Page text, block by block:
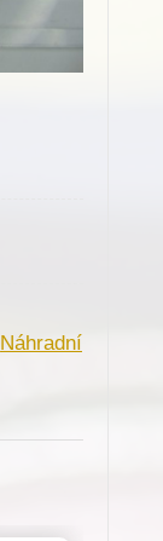
Náhradní